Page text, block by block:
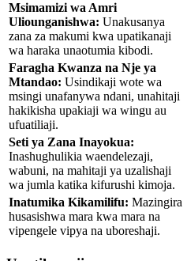
Msimamizi wa Amri
Uliounganishwa: Unakusanya
zana za makumi kwa upatikanaji
wa haraka unaotumia kibodi.
Faragha Kwanza na Nje ya
Mtandao: Usindikaji wote wa
msingi unafanywa ndani, unahitaji
hakikisha upakiaji wa wingu au
ufuatiliaji.
Seti ya Zana Inayokua:
Inashughulikia waendelezaji,
wabuni, na mahitaji ya uzalishaji
wa jumla katika kifurushi kimoja.
Inatumika Kikamilifu: Mazingira
husasishwa mara kwa mara na
vipengele vipya na uboreshaji.